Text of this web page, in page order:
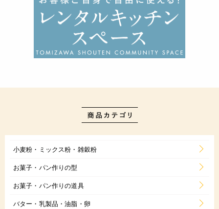
小麦粉・ミックス粉・雑穀粉
お菓子・パン作りの型
お菓子・パン作りの道具
バター・乳製品・油脂・卵